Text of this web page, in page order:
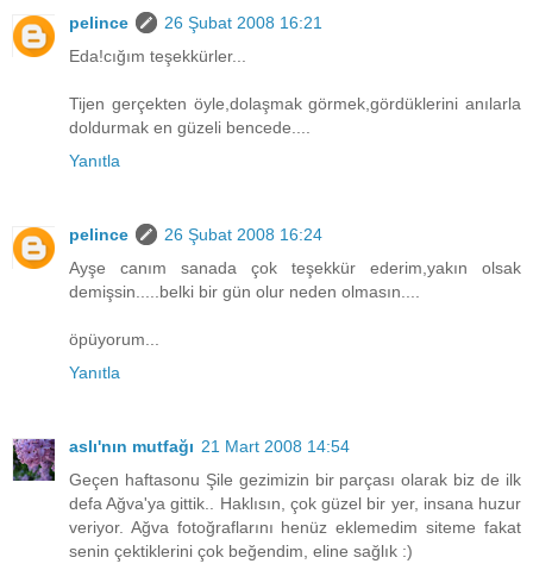
pelince
26 Şubat 2008 16:21
Eda!cığım teşekkürler...
Tijen gerçekten öyle,dolaşmak görmek,gördüklerini anılarla
doldurmak en güzeli bencede....
Yanıtla
pelince
26 Şubat 2008 16:24
Ayşe canım sanada çok teşekkür ederim,yakın olsak
demişsin.....belki bir gün olur neden olmasın....
öpüyorum...
Yanıtla
aslı'nın mutfağı 21 Mart 2008 14:54
Geçen haftasonu Şile gezimizin bir parçası olarak biz de ilk
defa Ağva'ya gittik.. Haklısın, çok güzel bir yer, insana huzur
veriyor. Ağva fotoğraflarını henüz eklemedim siteme fakat
senin çektiklerini çok beğendim, eline sağlık :)